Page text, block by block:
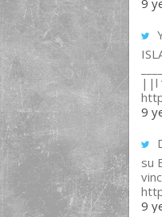
9
||l
9
su
9